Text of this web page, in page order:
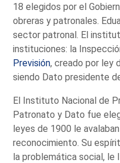
18 elegidos por el
obreras y patronales.
sector patronal. El
instituciones: la
Previsión, creado por ley
siendo Dato presidente
El Instituto Nacional de
Patronato y Dato fue
leyes de 1900 le
reconocimiento. Su
la problemática social, le